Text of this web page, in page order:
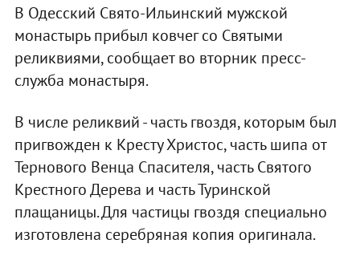
В Одесский Свято-Ильинский мужской
монастырь прибыл ковчег со Святыми
реликвиями, сообщает во вторник пресс-
служба монастыря.
В числе реликвий - часть гвоздя, которым был
пригвожден к Кресту Христос, часть шипа от
Тернового Венца Спасителя, часть Святого
Крестного Дерева и часть Туринской
плащаницы. Для частицы гвоздя специально
изготовлена серебряная копия оригинала.